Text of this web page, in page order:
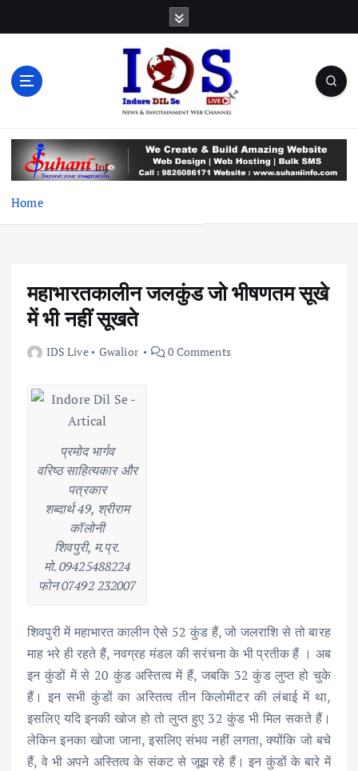
t
Home
महाभारतकालीन जलकुंड जो भीषणतम सूखे
में भी नहीं सूखते
IDS Live Gwalior 0 Comments
प्रमोद भार्गव
वरिष्ठ साहित्यकार और
पत्रकार
शब्दार्थ 49, श्रीराम
कॉलोनी
शिवपुरी, म.प्र.
मो. 09425488224
फोन 07492 232007
शिवपुरी में महाभारत कालीन ऐसे 52 कुंड हैं, जो जलराशि से तो बारह
माह भरे ही रहते हैं, नवग्रह मंडल की सरंचना के भी प्रतीक हैं । अब
इन कुंडों में से 20 कुंड अस्तित्व में हैं, जबकि 32 कुंड लुप्त हो चुके
हैं। इन सभी कुंडों का अस्तित्व तीन किलोमीटर की लंबाई में था,
इसलिए यदि इनकी खोज हो तो लुप्त हुए 32 कुंड भी मिल सकते हैं।
लेकिन इनका खोजा जाना, इसलिए संभव नहीं लगता, क्योंकि जो बचे
हैं, वे भी अपने अस्तित्व के संकट से जूझ रहे हैं। इन कुंडों के बारे में